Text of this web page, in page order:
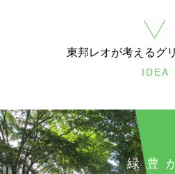
東邦レオが考えるグ
IDEA
緑豊